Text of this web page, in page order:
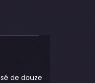
de douze